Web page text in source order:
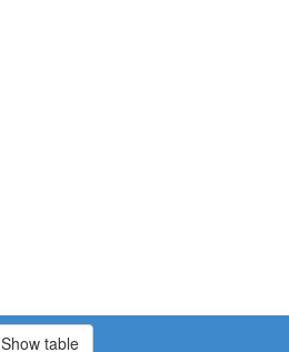
Show table